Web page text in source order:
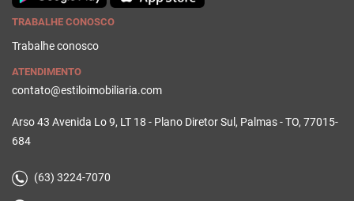
TRABALHE CONOSCO
Trabalhe conosco
ATENDIMENTO
contato@estiloimobiliaria.com
Arso 43 Avenida Lo 9, LT 18 - Plano Diretor Sul, Palmas - TO, 77015-
684
(63) 3224-7070